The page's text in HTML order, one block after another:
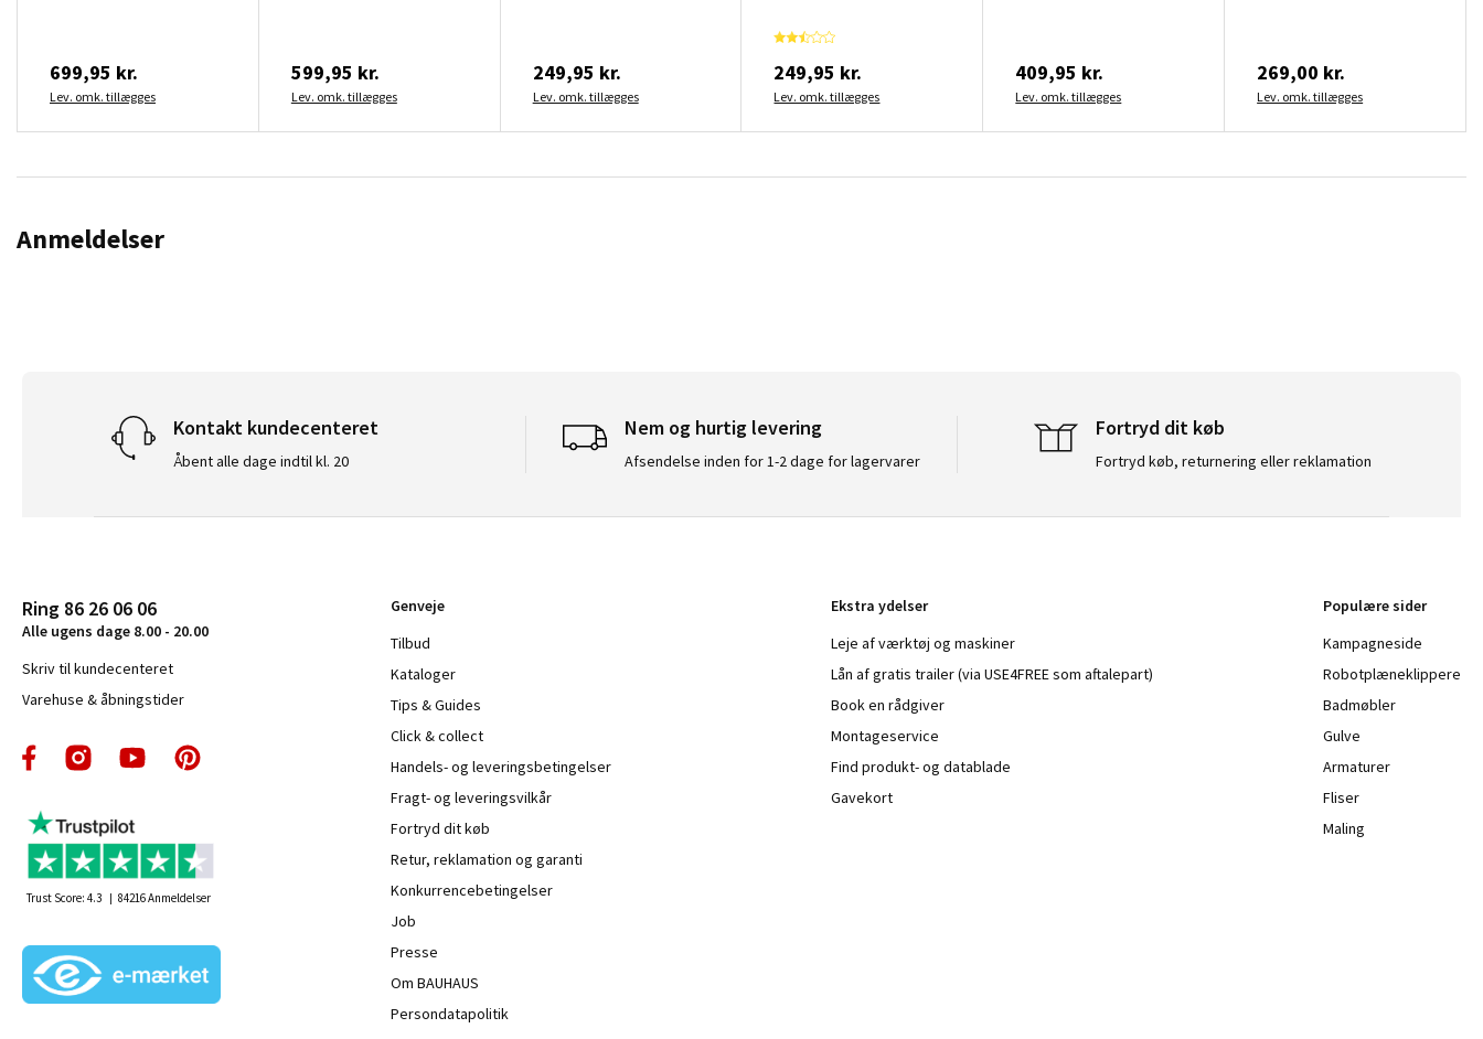
699,95 kr.
Lev. omk. tillægges
599,95 kr.
Lev. omk. tillægges
249,95 kr.
Lev. omk. tillægges
249,95 kr.
Lev. omk. tillægges
409,95 kr.
Lev. omk. tillægges
269,00 kr.
Lev. omk. tillægges
Anmeldelser
Kontakt kundecenteret
Åbent alle dage indtil kl. 20
Nem og hurtig levering
Afsendelse inden for 1-2 dage for lagervarer
Fortryd dit køb
Fortryd køb, returnering eller reklamation
Ring 86 26 06 06
Alle ugens dage 8.00 - 20.00
Skriv til kundecenteret
Varehuse & åbningstider
Trust Score: 4.3 84216Anmeldelser
Genveje
Tilbud
Kataloger
Tips & Guides
Click & collect
Handels- og leveringsbetingelser
Fragt- og leveringsvilkår
Fortryd dit køb
Retur, reklamation og garanti
Konkurrencebetingelser
Job
Presse
Om BAUHAUS
Persondatapolitik
Ekstra ydelser
Leje af værktøj og maskiner
Lån af gratis trailer (via USE4FREE som aftalepart)
Book en rådgiver
Montageservice
Find produkt- og datablade
Gavekort
Populære sider
Kampagneside
Robotplæneklippere
Badmøbler
Gulve
Armaturer
Fliser
Maling